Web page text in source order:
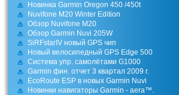
Новинка Garmin Oregon 450 /450t
Nuvifone M20 Winter Edition
Обзор Nuvifone M20
Обзор Garmin Nuvi 205W
SiRFstarIV новый GPS чип
Новый велосипедный GPS Edge 500
Система упр. самолётами G1000
Garmin фин. отчет 3 квартал 2009 г.
EcoRoute ESP в новых Garmin Nuvi
Новинки навигаторы Garmin - aera™.